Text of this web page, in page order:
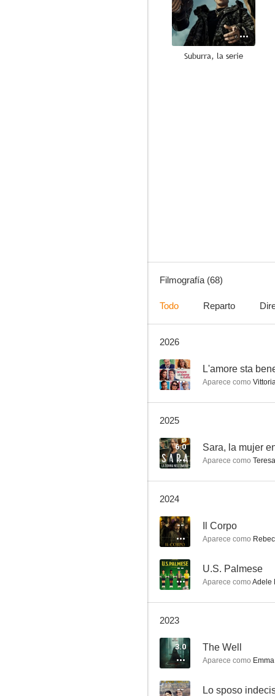
Suburra, la serie
5.8
--
Filmografía (68)
Todo Reparto
2026
-- L'amore sta
Aparece como
2025
6.0 Sara, la mujer
Aparece como Teresa
2024
-- Il Corpo
Aparece como
-- U.S. Palmese
Aparece como Adele
2023
3.0 The Well
Aparece como Emma
-- Lo sposo